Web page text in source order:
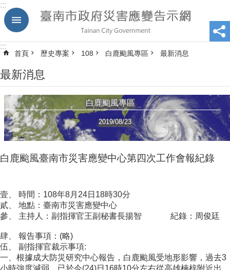
跳到主要內容區塊
:::
:::
首頁 歷史專案 108 白鹿颱風專區 最新消息
最新消息
白鹿颱風專區
2019/08/23
白鹿颱風臺南市災害應變中心第四次工作會報紀錄
壹、 時間：108年8月24日18時30分
貳、 地點：臺南市災害應變中心
參、 主持人：副指揮官王副秘書長揚智 紀錄：周俊廷
肆、 報告事項：(略)
伍、 副指揮官裁示事項:
一、根據成大防災研究中心報告，白鹿颱風受地形影響，過去3
小時強度減弱，已於今(24)日16時10分左右從高雄楠梓附近出